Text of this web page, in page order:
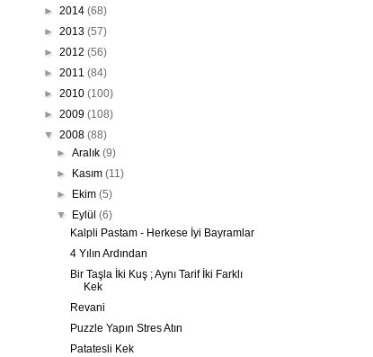
► 2014 (68)
► 2013 (57)
► 2012 (56)
► 2011 (84)
► 2010 (100)
► 2009 (108)
▼ 2008 (88)
►Aralık(9)
► Kasım(11)
► Ekim(5)
▼ Eylül(6)
Kalpli Pastam - Herkese İyi Bayramlar
4 Yılın Ardından
Bir Taşla İki Kuş ; Aynı Tarif İki Farklı
Kek
Revani
Puzzle Yapın Stres Atın
Patatesli Kek